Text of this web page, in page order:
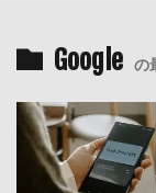
Google の